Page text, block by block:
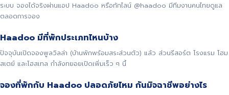
ระบบ จองได้จริงผ่านแอป Haadoo หรือทักไลน์ @haadoo มีทีมงานคนไทยดูแล
ตลอดการจอง
Haadoo มีที่พักประเภทไหนบ้าง
ปัจจุบันเปิดจองพูลวิลล่า (บ้านพักพร้อมสระส่วนตัว) แล้ว ส่วนรีสอร์ต โรงแรม โฮม
สเตย์ และโฮสเทล กำลังทยอยเปิดเพิ่มเร็ว ๆ นี้
จองที่พักกับ Haadoo ปลอดภัยไหม กันมิจฉาชีพอย่างไร